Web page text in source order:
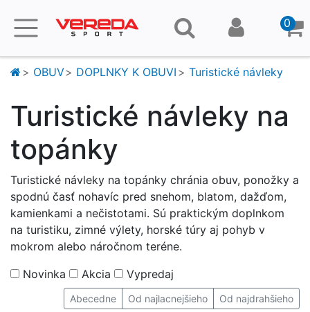
0
OBUV DOPLNKY K OBUVI Turistické návleky
Turistické návleky na
topánky
Turistické návleky na topánky chránia obuv, ponožky a
spodnú časť nohavíc pred snehom, blatom, dažďom,
kamienkami a nečistotami. Sú praktickým doplnkom
na turistiku, zimné výlety, horské túry aj pohyb v
mokrom alebo náročnom teréne.
Novinka
Akcia Vypredaj
Abecedne Od najlacnejšieho Od najdrahšieho